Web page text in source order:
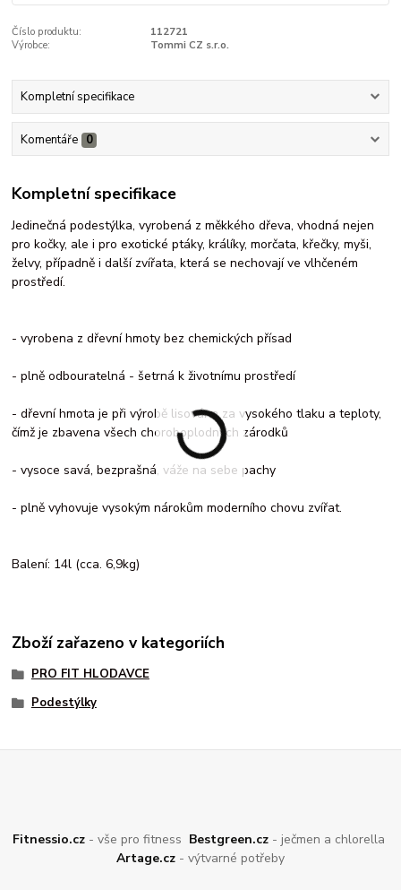
Číslo produktu:
112721
Výrobce:
Tommi CZ s.r.o.
Kompletní specifikace
Komentáře 0
Kompletní specifikace
Jedinečná podestýlka, vyrobená z měkkého dřeva, vhodná nejen
pro kočky, ale i pro exotické ptáky, králíky, morčata, křečky, myši,
želvy, případně i další zvířata, která se nechovají ve vlhčeném
prostředí.
- vyrobena z dřevní hmoty bez chemických přísad
- plně odbouratelná - šetrná k životnímu prostředí
- dřevní hmota je při výrobě lisována za vysokého tlaku a teploty,
čímž je zbavena všech choroboplodných zárodků
- vysoce savá, bezprašná, váže na sebe pachy
- plně vyhovuje vysokým nárokům moderního chovu zvířat.
Balení: 14l (cca. 6,9kg)
Zboží zařazeno v kategoriích
PRO FIT HLODAVCE
Podestýlky
Fitnessio.cz - vše pro fitness Bestgreen.cz - ječmen a chlorella
Artage.cz - výtvarné potřeby